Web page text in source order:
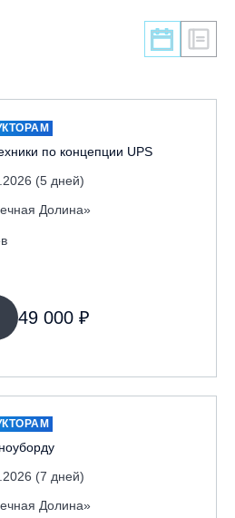
Соболиная»
"Ципина гора"
по концепции UPS
(5 дней)
Долина»
49 000 ₽
(7 дней)
Долина»